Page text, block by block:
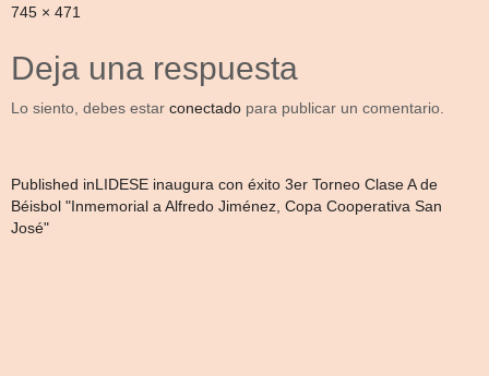
Full
745 × 471
Deja una respuesta
Lo siento, debes estar conectado para publicar un comentario.
Navegación
de
Published inLIDESE inaugura con éxito 3er Torneo Clase A de
Béisbol "Inmemorial a Alfredo Jiménez, Copa Cooperativa San
José"